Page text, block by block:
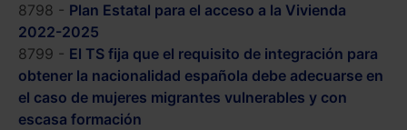
8798 - Plan Estatal para el acceso a la Vivienda
2022-2025
8799 - El TS fija que el requisito de integración para
obtener la nacionalidad española debe adecuarse en
el caso de mujeres migrantes vulnerables y con
escasa formación